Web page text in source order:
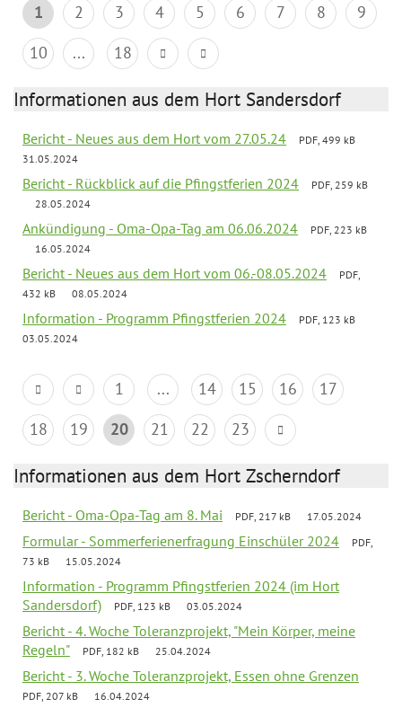
1 2 3 4 5 6 7 8
9
10
... 18
Informationen aus dem Hort Sandersdorf
Bericht - Neues aus dem Hort vom 27.05.24
PDF, 499 kB
31.05.2024
Bericht - Rückblick auf die Pfingstferien 2024
PDF, 259 kB
28.05.2024
Ankündigung - Oma-Opa-Tag am 06.06.2024
PDF, 223 kB
16.05.2024
Bericht - Neues aus dem Hort vom 06.-08.05.2024
PDF,
432 kB
08.05.2024
Information - Programm Pfingstferien 2024
PDF, 123 kB
03.05.2024
1 ... 14 15 16
17
18
19 20 21 22 23
Informationen aus dem Hort Zscherndorf
Bericht - Oma-Opa-Tag am 8. Mai PDF, 217 kB 17.05.2024
Formular - Sommerferienerfragung Einschüler 2024
PDF,
73 kB
15.05.2024
Information - Programm Pfingstferien 2024 (im Hort
Sandersdorf)
PDF, 123 kB 03.05.2024
Bericht - 4. Woche Toleranzprojekt, "Mein Körper, meine
Regeln"
PDF, 182 kB 25.04.2024
Bericht - 3. Woche Toleranzprojekt, Essen ohne Grenzen
PDF, 207 kB 16.04.2024